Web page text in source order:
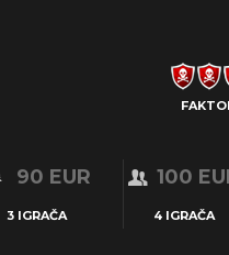
90 EUR
3 IGRAČA
100
4 IGRAČA